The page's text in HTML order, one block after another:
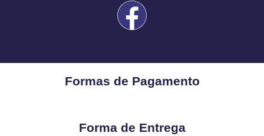
Formas de Pagamento
Forma de Entrega